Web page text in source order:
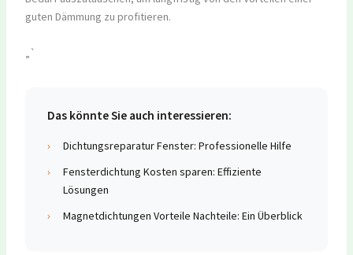
guten Dämmung zu profitieren.
„`
Das könnte Sie auch interessieren:
›
Dichtungsreparatur Fenster: Professionelle Hilfe
›
Fensterdichtung Kosten sparen: Effiziente
Lösungen
›
Magnetdichtungen Vorteile Nachteile: Ein Überblick